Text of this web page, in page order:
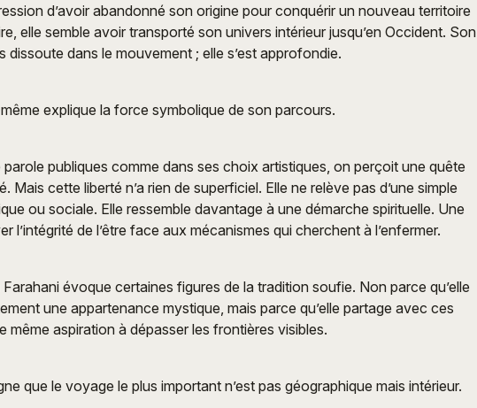
d’avoir abandonné son origine pour conquérir un nouveau territoire
elle semble avoir transporté son univers intérieur jusqu’en Occident. Son
dissoute dans le mouvement ; elle s’est approfondie.
explique la force symbolique de son parcours.
parole publiques comme dans ses choix artistiques, on perçoit une quête
Mais cette liberté n’a rien de superficiel. Elle ne relève pas d’une simple
ou sociale. Elle ressemble davantage à une démarche spirituelle. Une
l’intégrité de l’être face aux mécanismes qui cherchent à l’enfermer.
évoque certaines figures de la tradition soufie. Non parce qu’elle
une appartenance mystique, mais parce qu’elle partage avec ces
même aspiration à dépasser les frontières visibles.
que le voyage le plus important n’est pas géographique mais intérieur.